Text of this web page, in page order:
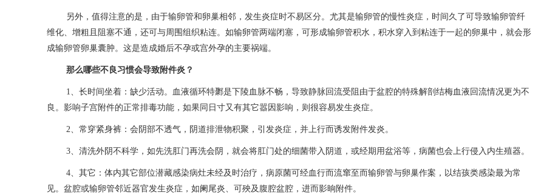
另外，值得注意的是，由于输卵管和卵巢相邻，发生炎症时不易区分。尤其是输卵管的慢性炎症，时间久了可导致输卵管纤
维化、增粗且阻塞不通，还可与周围组织粘连。如输卵管两端闭塞，可形成输卵管积水，积水穿入到粘连于一起的卵巢中，就会形
成输卵管卵巢囊肿。这是造成婚后不孕或宫外孕的主要祸端。
那么哪些不良习惯会导致附件炎？
1、长时间坐着：缺少活动。血液循环特鄹是下陵血脉不畅，导致静脉回流受阻由于盆腔的特殊解剖结梅血液回流情况更为不
良。影响子宫附件的正常排毒功能，如果同日寸又有其它嚣因影响，则很容易发生炎症。
2、常穿紧身裤：会阴部不透气，阴道排泄物积聚，引发炎症，并上行而诱发附件发炎。
3、清洗外阴不科学，如先洗肛门再洗会阴，就会将肛门处的细菌带入阴道，或经期用盆浴等，病菌也会上行侵入内生殖器。
4、其它：体内其它部位潜藏感染病灶未经及时治疗，病原菌可经血行而流窜至而输卵管与卵巢作案，以结孩类感染最为常
见。盆腔或输卵管邻近器官发生炎症，如阑尾炎、可殃及腹腔盆腔，进而影晌附件。